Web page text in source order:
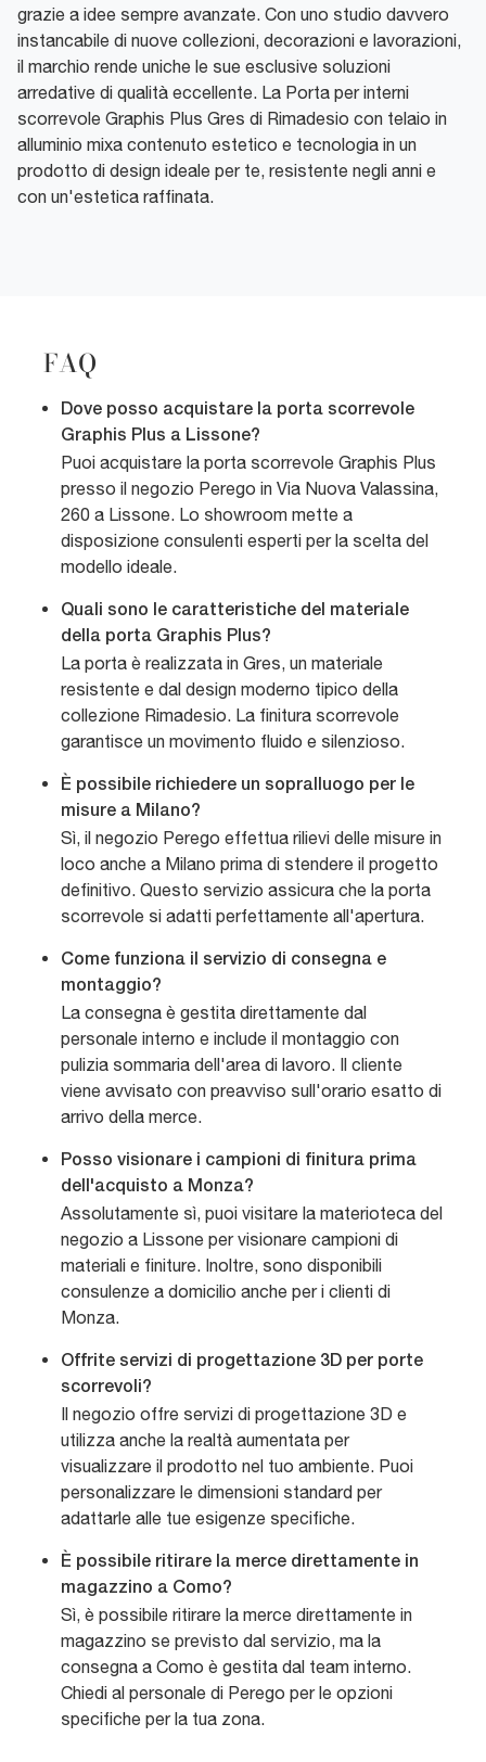
grazie a idee sempre avanzate. Con uno studio davvero
instancabile di nuove collezioni, decorazioni e lavorazioni,
il marchio rende uniche le sue esclusive soluzioni
arredative di qualità eccellente. La Porta per interni
scorrevole Graphis Plus Gres di Rimadesio con telaio in
alluminio mixa contenuto estetico e tecnologia in un
prodotto di design ideale per te, resistente negli anni e
con un'estetica raffinata.
FAQ
Dove posso acquistare la porta scorrevole
Graphis Plus a Lissone?
Puoi acquistare la porta scorrevole Graphis Plus
presso il negozio Perego in Via Nuova Valassina,
260 a Lissone. Lo showroom mette a
disposizione consulenti esperti per la scelta del
modello ideale.
Quali sono le caratteristiche del materiale
della porta Graphis Plus?
La porta è realizzata in Gres, un materiale
resistente e dal design moderno tipico della
collezione Rimadesio. La finitura scorrevole
garantisce un movimento fluido e silenzioso.
È possibile richiedere un sopralluogo per le
misure a Milano?
Sì, il negozio Perego effettua rilievi delle misure in
loco anche a Milano prima di stendere il progetto
definitivo. Questo servizio assicura che la porta
scorrevole si adatti perfettamente all'apertura.
Come funziona il servizio di consegna e
montaggio?
La consegna è gestita direttamente dal
personale interno e include il montaggio con
pulizia sommaria dell'area di lavoro. Il cliente
viene avvisato con preavviso sull'orario esatto di
arrivo della merce.
Posso visionare i campioni di finitura prima
dell'acquisto a Monza?
Assolutamente sì, puoi visitare la materioteca del
negozio a Lissone per visionare campioni di
materiali e finiture. Inoltre, sono disponibili
consulenze a domicilio anche per i clienti di
Monza.
Offrite servizi di progettazione 3D per porte
scorrevoli?
Il negozio offre servizi di progettazione 3D e
utilizza anche la realtà aumentata per
visualizzare il prodotto nel tuo ambiente. Puoi
personalizzare le dimensioni standard per
adattarle alle tue esigenze specifiche.
È possibile ritirare la merce direttamente in
magazzino a Como?
Sì, è possibile ritirare la merce direttamente in
magazzino se previsto dal servizio, ma la
consegna a Como è gestita dal team interno.
Chiedi al personale di Perego per le opzioni
specifiche per la tua zona.